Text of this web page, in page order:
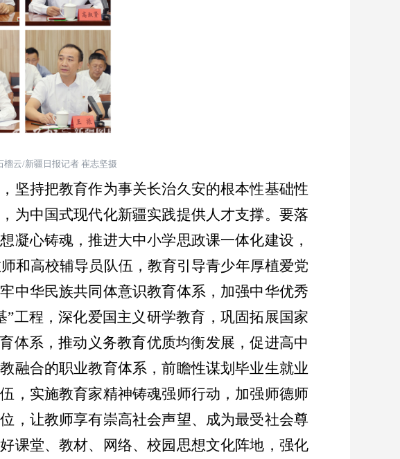
榴云/新疆日报记者 崔志坚摄
持把教育作为事关长治久安的根本性基础性
为中国式现代化新疆实践提供人才支撑。要落
凝心铸魂，推进大中小学思政课一体化建设，
和高校辅导员队伍，教育引导青少年厚植爱党
中华民族共同体意识教育体系，加强中华优秀
”工程，深化爱国主义研学教育，巩固拓展国家
体系，推动义务教育优质均衡发展，促进高中
融合的职业教育体系，前瞻性谋划毕业生就业
，实施教育家精神铸魂强师行动，加强师德师
，让教师享有崇高社会声望、成为最受社会尊
课堂、教材、网络、校园思想文化阵地，强化